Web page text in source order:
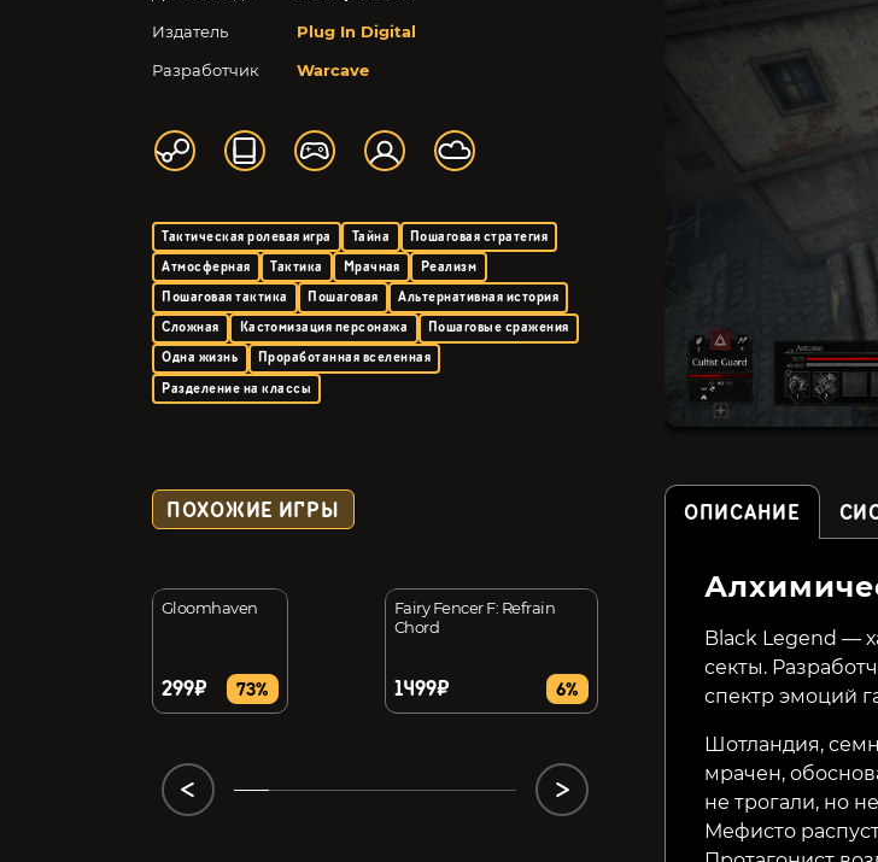
Издатель
Plug In Digital
Разработчик
Warcave
Тактическая ролевая игра Тайна
Пошаговая стратегия
Атмосферная
Тактика Мрачная
Реализм
Пошаговая тактика
Пошаговая
Альтернативная история
Сложная
Кастомизация персонажа
Пошаговые сражения
Одна жизнь
Проработанная вселенная
Разделение на классы
ПОХОЖИЕ ИГРЫ
Gloomhaven
299₽ 73%
Fairy Fencer F: Refrain
Chord
1499₽ 6% 30%
ОПИСАНИЕ
Black Legend —
секты.
спектр эмоций
Шотландия,
мрачен,
не трогали, но
Мефисто